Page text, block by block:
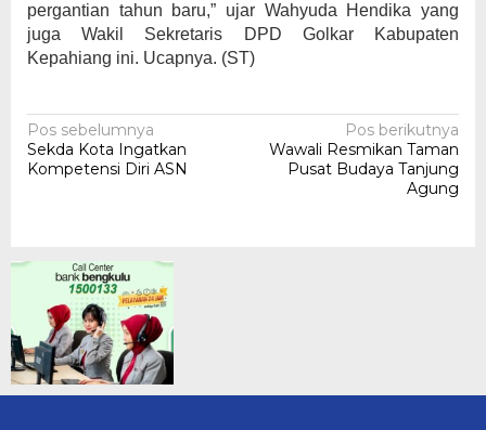
pergantian tahun baru,” ujar Wahyuda Hendika yang
juga Wakil Sekretaris DPD Golkar Kabupaten
Kepahiang ini. Ucapnya. (ST)
Navigasi
pos
Pos sebelumnya
Sekda Kota Ingatkan
Kompetensi Diri ASN
Pos berikutnya
Wawali Resmikan Taman
Pusat Budaya Tanjung
Agung